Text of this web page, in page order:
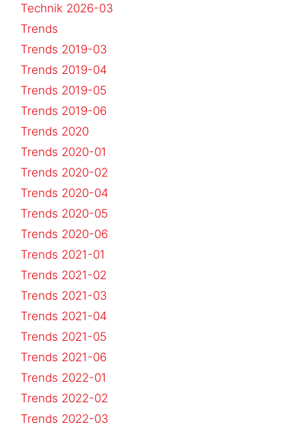
Technik 2026-03
Trends
Trends 2019-03
Trends 2019-04
Trends 2019-05
Trends 2019-06
Trends 2020
Trends 2020-01
Trends 2020-02
Trends 2020-04
Trends 2020-05
Trends 2020-06
Trends 2021-01
Trends 2021-02
Trends 2021-03
Trends 2021-04
Trends 2021-05
Trends 2021-06
Trends 2022-01
Trends 2022-02
Trends 2022-03